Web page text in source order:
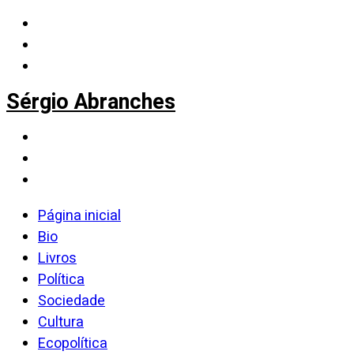
Sérgio Abranches
Página inicial
Bio
Livros
Política
Sociedade
Cultura
Ecopolítica